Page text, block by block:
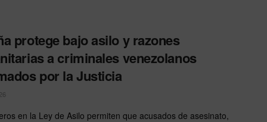
protege bajo asilo y razones
a criminales venezolanos
por la Justicia
en la Ley de Asilo permiten que acusados de asesinato,